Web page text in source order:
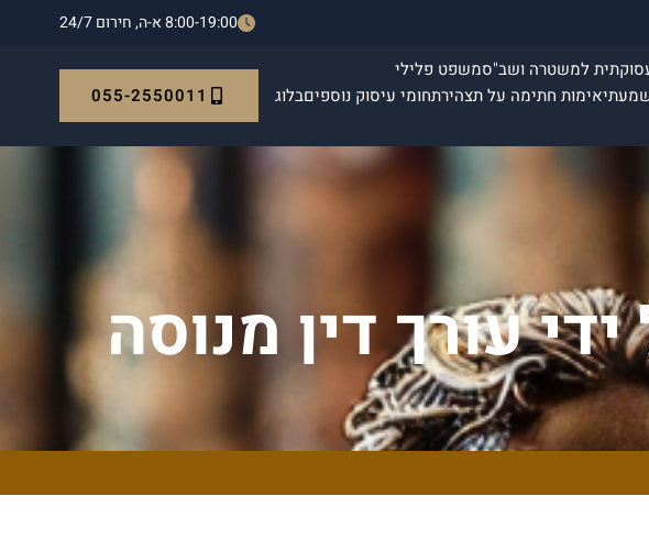
8:00-19:00 א-ה, חירום 24/7
למשטרה ושב"סמשפט פלילי
אימות חתימה על תצהירתחומי עיסוק נוספיםבלוג
055-2550011
עורך דין מנוסה